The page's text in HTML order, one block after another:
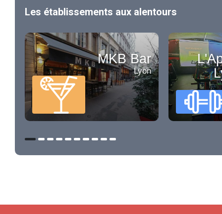
Les établissements aux alentours
MKB Bar
Lyon